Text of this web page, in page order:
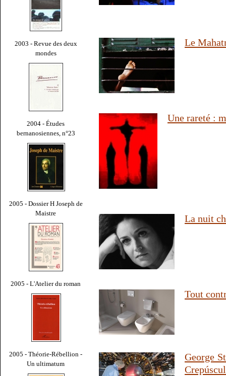
2003 - Revue des deux
mondes
2004 - Études
bernanosiennes, n°23
2005 - Dossier H Joseph de
Maistre
2005 - L'Atelier du roman
2005 - Théorie-Rébellion -
Un ultimatum
Le
Une rareté :
La nuit
Tout
George